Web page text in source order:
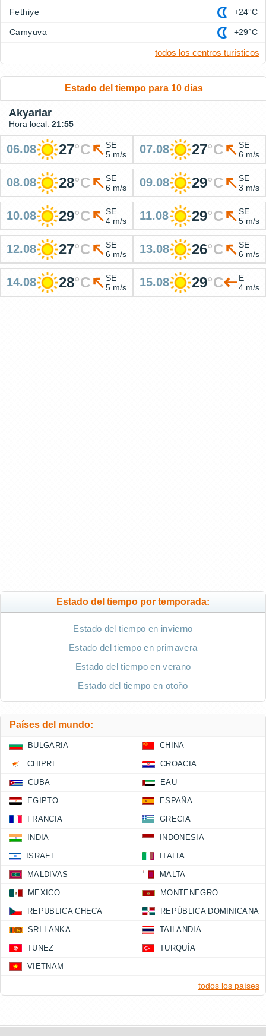
Fethiye +24°C
Camyuva +29°C
todos los centros turísticos
Estado del tiempo para 10 días
Akyarlar
Hora local: 21:55
06.08 27°C
SE
5 m/s
07.08 27°C
SE
6 m/s
08.08 28°C
SE
6 m/s
09.08 29°C
SE
3 m/s
10.08 29°C
SE
4 m/s
11.08 29°C
SE
5 m/s
12.08 27°C
SE
6 m/s
13.08 26°C
SE
6 m/s
14.08 28°C
SE
5 m/s
15.08 29°C
E
4 m/s
Estado del tiempo por temporada:
Estado del tiempo en invierno
Estado del tiempo en primavera
Estado del tiempo en verano
Estado del tiempo en otoño
Países del mundo:
BULGARIA CHINA
CHIPRE CROACIA
CUBA EAU
EGIPTO ESPAÑA
FRANCIA GRECIA
INDIA INDONESIA
ISRAEL ITALIA
MALDIVAS MALTA
MEXICO MONTENEGRO
REPUBLICA CHECA REPÚBLICA DOMINICANA
SRI LANKA TAILANDIA
TUNEZ TURQUÍA
VIETNAM
todos los países